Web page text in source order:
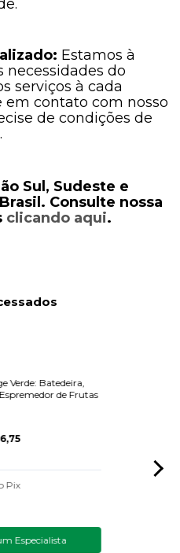
Estamos à
necessidades do
serviços à cada
em contato com nosso
de condições de
Sul, Sudeste e
Consulte nossa
clicando aqui.
Verde: Batedeira,
de Frutas
Pix
Especialista